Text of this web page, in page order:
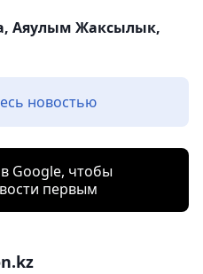
Аяулым Жаксылык,
новостью
Google, чтобы
первым